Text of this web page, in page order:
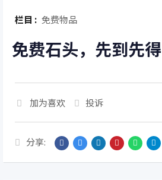
栏目 : 免费物品
免费石头，先到先得
加为喜欢 投诉
分享: